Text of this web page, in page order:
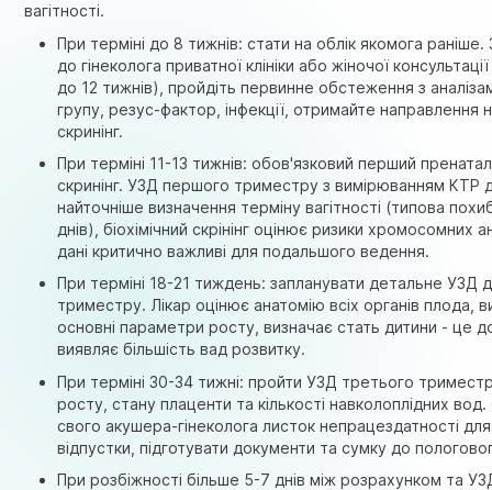
вагітності.
При терміні до 8 тижнів: стати на облік якомога раніше.
до гінеколога приватної клініки або жіночої
до 12 тижнів), пройдіть первинне обстеження з
групу, резус-фактор, інфекції, отримайте направлення
скринінг.
При терміні 11-13 тижнів: обов'язковий перший
скринінг. УЗД першого триместру з вимірюванням КТР
найточніше визначення терміну вагітності (типова
днів), біохімічний скрінінг оцінює ризики хромосомних
дані критично важливі для подальшого ведення.
При терміні 18-21 тиждень: запланувати детальне УЗД
триместру. Лікар оцінює анатомію всіх органів плода,
основні параметри росту, визначає стать дитини - це
виявляє більшість вад розвитку.
При терміні 30-34 тижні: пройти УЗД третього
росту, стану плаценти та кількості навколоплідних
свого акушера-гінеколога листок непрацездатності
відпустки, підготувати документи та сумку до
При розбіжності більше 5-7 днів між розрахунком та